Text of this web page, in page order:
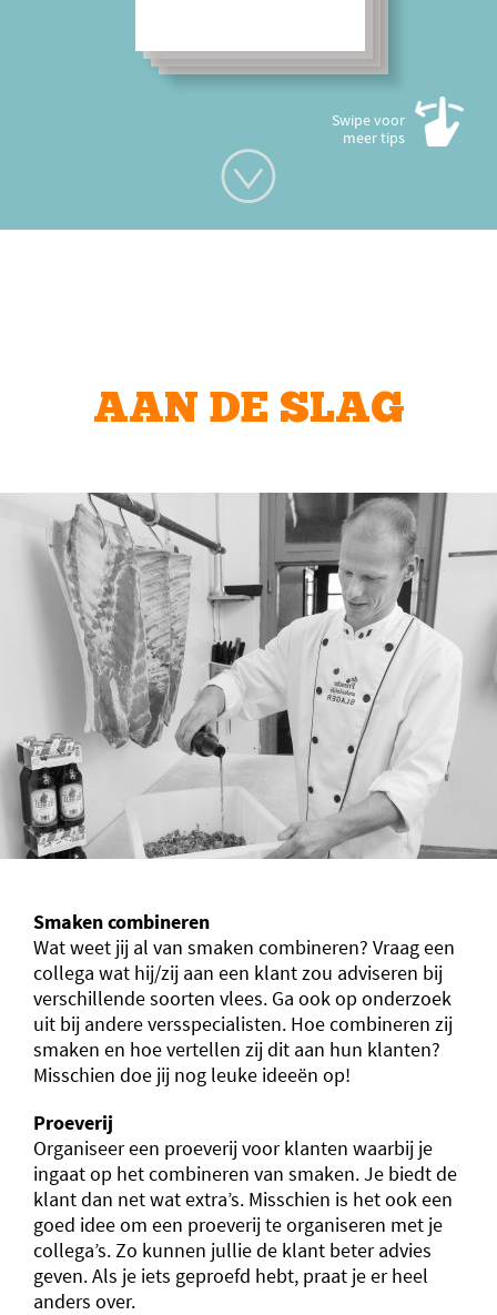
klant?
Swipe voor
meer tips
AAN DE SLAG
Smaken combineren
Wat weet jij al van smaken combineren? Vraag een
collega wat hij/zij aan een klant zou adviseren bij
verschillende soorten vlees. Ga ook op onderzoek
uit bij andere versspecialisten. Hoe combineren zij
smaken en hoe vertellen zij dit aan hun klanten?
Misschien doe jij nog leuke ideeën op!
Proeverij
Organiseer een proeverij voor klanten waarbij je
ingaat op het combineren van smaken. Je biedt de
klant dan net wat extra’s. Misschien is het ook een
goed idee om een proeverij te organiseren met je
collega’s. Zo kunnen jullie de klant beter advies
geven. Als je iets geproefd hebt, praat je er heel
anders over.